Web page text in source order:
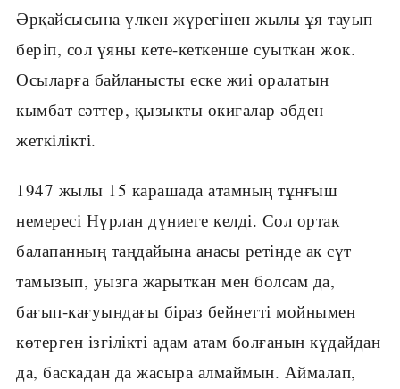
Әрқайсысына үлкен жүрегінен жылы ұя тауып
беріп, сол үяны кете-кеткенше суыткан жок.
Осыларға байланысты еске жиі оралатын
кымбат сәттер, қызыкты окигалар әбден
жеткілікті.
1947 жылы 15 карашада атамның тұнғыш
немересі Нүрлан дүниеге келді. Сол ортак
балапанның таңдайына анасы ретінде ак сүт
тамызып, уызга жарыткан мен болсам да,
бағып-кағуындағы біраз бейнетті мойнымен
көтерген ізгілікті адам атам болғанын күдайдан
да, баскадан да жасыра алмаймын. Аймалап,